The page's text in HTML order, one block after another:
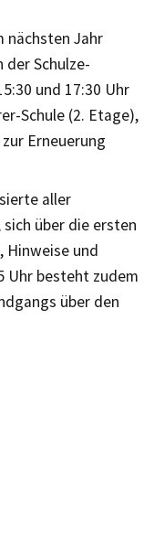
nächsten Jahr
der Schulze-
und 17:30 Uhr
Schule (2. Etage),
Erneuerung
aller
über die ersten
Hinweise und
Uhr besteht zudem
über den